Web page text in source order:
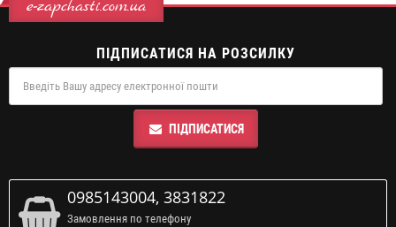
e-zapchasti.com.ua
ПІДПИСАТИСЯ НА РОЗСИЛКУ
ПІДПИСАТИСЯ
0985143004, 3831822
Замовлення по телефону